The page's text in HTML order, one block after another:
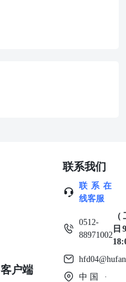
客户端
联系我们
联系在
线客服
0512-
88971002
日
中国 ·